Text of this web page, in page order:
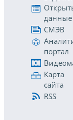
данные
СМЭВ
портал
Карта
сайта
RSS